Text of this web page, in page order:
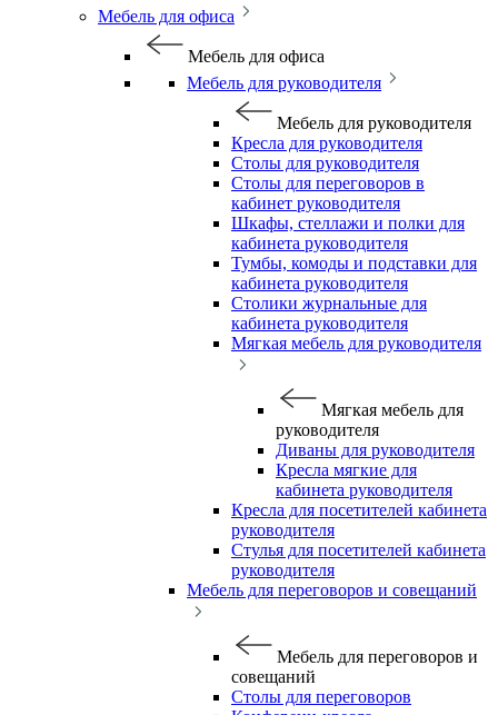
Мебель для офиса
Мебель для офиса
Мебель для руководителя
Мебель для руководителя
Кресла для руководителя
Столы для руководителя
Столы для переговоров в
кабинет руководителя
Шкафы, стеллажи и полки для
кабинета руководителя
Тумбы, комоды и подставки для
кабинета руководителя
Столики журнальные для
кабинета руководителя
Мягкая мебель для руководителя
Мягкая мебель для
руководителя
Диваны для руководителя
Кресла мягкие для
кабинета руководителя
Кресла для посетителей кабинета
руководителя
Стулья для посетителей кабинета
руководителя
Мебель для переговоров и совещаний
Мебель для переговоров и
совещаний
Столы для переговоров